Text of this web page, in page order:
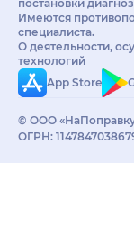
постановки
Имеются
специалиста.
О деятельности,
технологий
App Store
© ООО
ОГРН: